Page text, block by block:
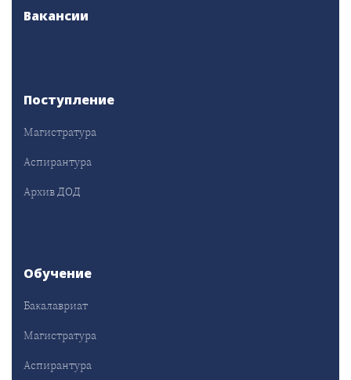
Вакансии
Поступление
Магистратура
Аспирантура
Архив ДОД
Обучение
Бакалавриат
Магистратура
Аспирантура